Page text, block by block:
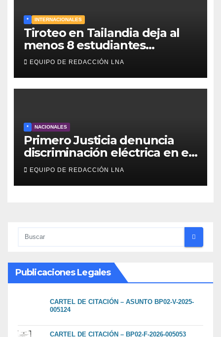
* INTERNACIONALES
Tiroteo en Tailandia deja al
menos 8 estudiantes
muertos y 30 heridos
EQUIPO DE REDACCIÓN LNA
* NACIONALES
Primero Justicia denuncia
discriminación eléctrica en el
interior del país
EQUIPO DE REDACCIÓN LNA
Publicaciones Legales
CARTEL DE CITACIÓN – ASUNTO BP02-V-2025-
005124
CARTEL DE CITACIÓN – BP02-F-2026-005053